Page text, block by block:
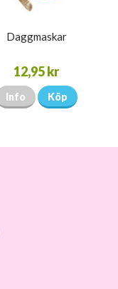
Daggmaskar
12,95 kr
Info Köp